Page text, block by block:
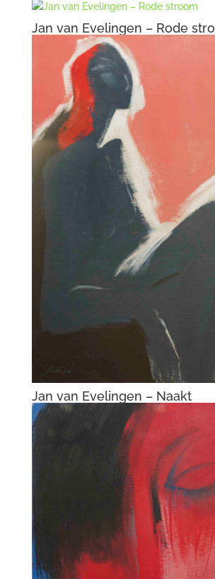
Jan van Evelingen – Rode
Jan van Evelingen – Naakt